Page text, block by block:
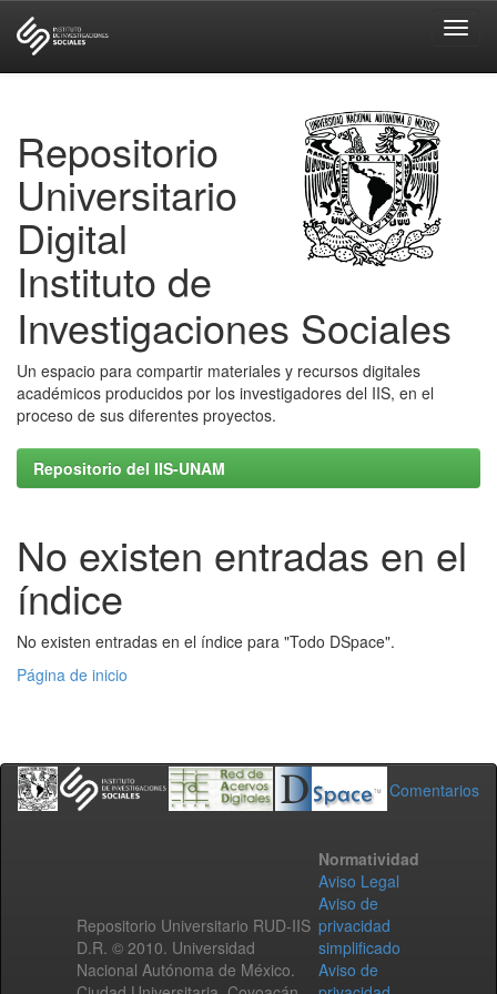
Repositorio
Universitario
Digital
Instituto de
Investigaciones Sociales
Un espacio para compartir materiales y recursos digitales
académicos producidos por los investigadores del IIS, en el
proceso de sus diferentes proyectos.
Repositorio del IIS-UNAM
No existen entradas en el
índice
No existen entradas en el índice para "Todo DSpace".
Página de inicio
Comentarios
Repositorio Universitario RUD-IIS
D.R. © 2010. Universidad
Nacional Autónoma de México.
Normatividad
Aviso Legal
Aviso de
privacidad
simplificado
Aviso de